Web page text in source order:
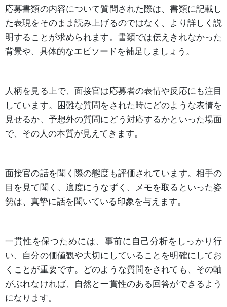
応募書類の内容について質問された際は、書類に記載し
た表現をそのまま読み上げるのではなく、より詳しく説
明することが求められます。書類では伝えきれなかった
背景や、具体的なエピソードを補足しましょう。
人柄を見る上で、面接官は応募者の表情や反応にも注目
しています。困難な質問をされた時にどのような表情を
見せるか、予想外の質問にどう対応するかといった場面
で、その人の本質が見えてきます。
面接官の話を聞く際の態度も評価されています。相手の
目を見て聞く、適度にうなずく、メモを取るといった姿
勢は、真摯に話を聞いている印象を与えます。
一貫性を保つためには、事前に自己分析をしっかり行
い、自分の価値観や大切にしていることを明確にしてお
くことが重要です。どのような質問をされても、その軸
がぶれなければ、自然と一貫性のある回答ができるよう
になります。